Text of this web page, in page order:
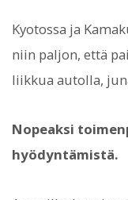
Kyotossa ja
niin paljon, että
liikkua autolla,
Nopeaksi
hyödyntämistä.